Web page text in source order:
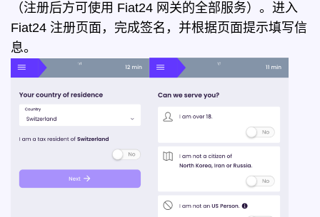
（注册后方可使用 Fiat24 网关的全部服务）。进入
Fiat24 注册页面，完成签名，并根据页面提示填写信
息。